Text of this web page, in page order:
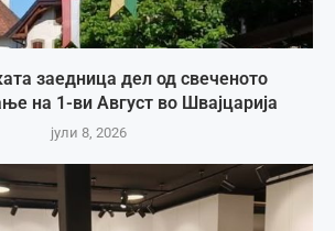
заедница дел од свеченото
на 1-ви Август во Швајцарија
јули 8, 2026